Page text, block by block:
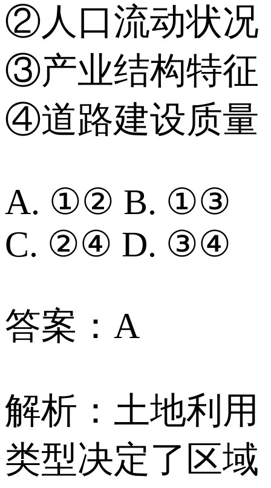
②人口流动状况
③产业结构特征
④道路建设质量
A. ①② B. ①③
C. ②④ D. ③④
答案：A
解析：土地利用
类型决定了区域